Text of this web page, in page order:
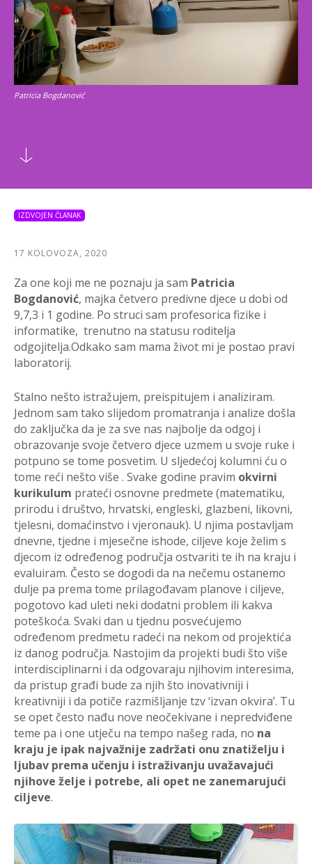
Patricia Bogdanović
IZDVOJEN ČLANAK
17 KOLOVOZA, 2020
Za one koji me ne poznaju ja sam Patricia
Bogdanović, majka četvero predivne djece u dobi od
9,7,3 i 1 godine. Po struci sam profesorica fizike i
informatike, trenutno na statusu roditelja
odgojitelja.Odkako sam mama život mi je postao pravi
laboratorij.
Stalno nešto istražujem, preispitujem i analiziram.
Jednom sam tako slijedom promatranja i analize došla
do zaključka da je za sve nas najbolje da odgoj i
obrazovanje svoje četvero djece uzmem u svoje ruke i
potpuno se tome posvetim. U sljedećoj kolumni ću o
tome reći nešto više . Svake godine pravim okvirni
kurikulum prateći osnovne predmete (matematiku,
prirodu i društvo, hrvatski, engleski, glazbeni, likovni,
tjelesni, domaćinstvo i vjeronauk). U njima postavljam
dnevne, tjedne i mjesečne ishode, ciljeve koje želim s
djecom iz određenog područja ostvariti te ih na kraju i
evaluiram. Često se dogodi da na nečemu ostanemo
dulje pa prema tome prilagođavam planove i ciljeve,
pogotovo kad uleti neki dodatni problem ili kakva
poteškoća. Svaki dan u tjednu posvećujemo
određenom predmetu radeći na nekom od projektića
iz danog područja. Nastojim da projekti budi što više
interdisciplinarni i da odgovaraju njihovim interesima,
da pristup građi bude za njih što inovativniji i
kreativniji i da potiče razmišljanje tzv ‘izvan okvira’. Tu
se opet često nađu nove neočekivane i nepredviđene
teme pa i one utječu na tempo našeg rada, no na
kraju je ipak najvažnije zadržati onu znatiželju i
ljubav prema učenju i istraživanju uvažavajući
njihove želje i potrebe, ali opet ne zanemarujući
ciljeve.